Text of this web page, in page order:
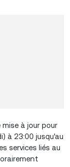
à jour pour
à 23:00 jusqu'au
services liés au